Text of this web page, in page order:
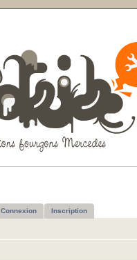
Connexion Inscription